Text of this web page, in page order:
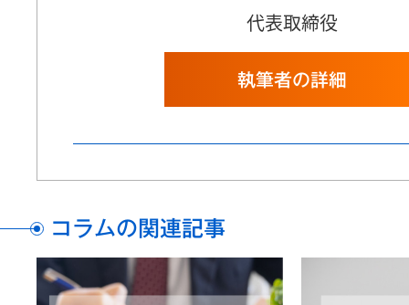
代表取締役
執筆者の詳細
コラムの関連記事